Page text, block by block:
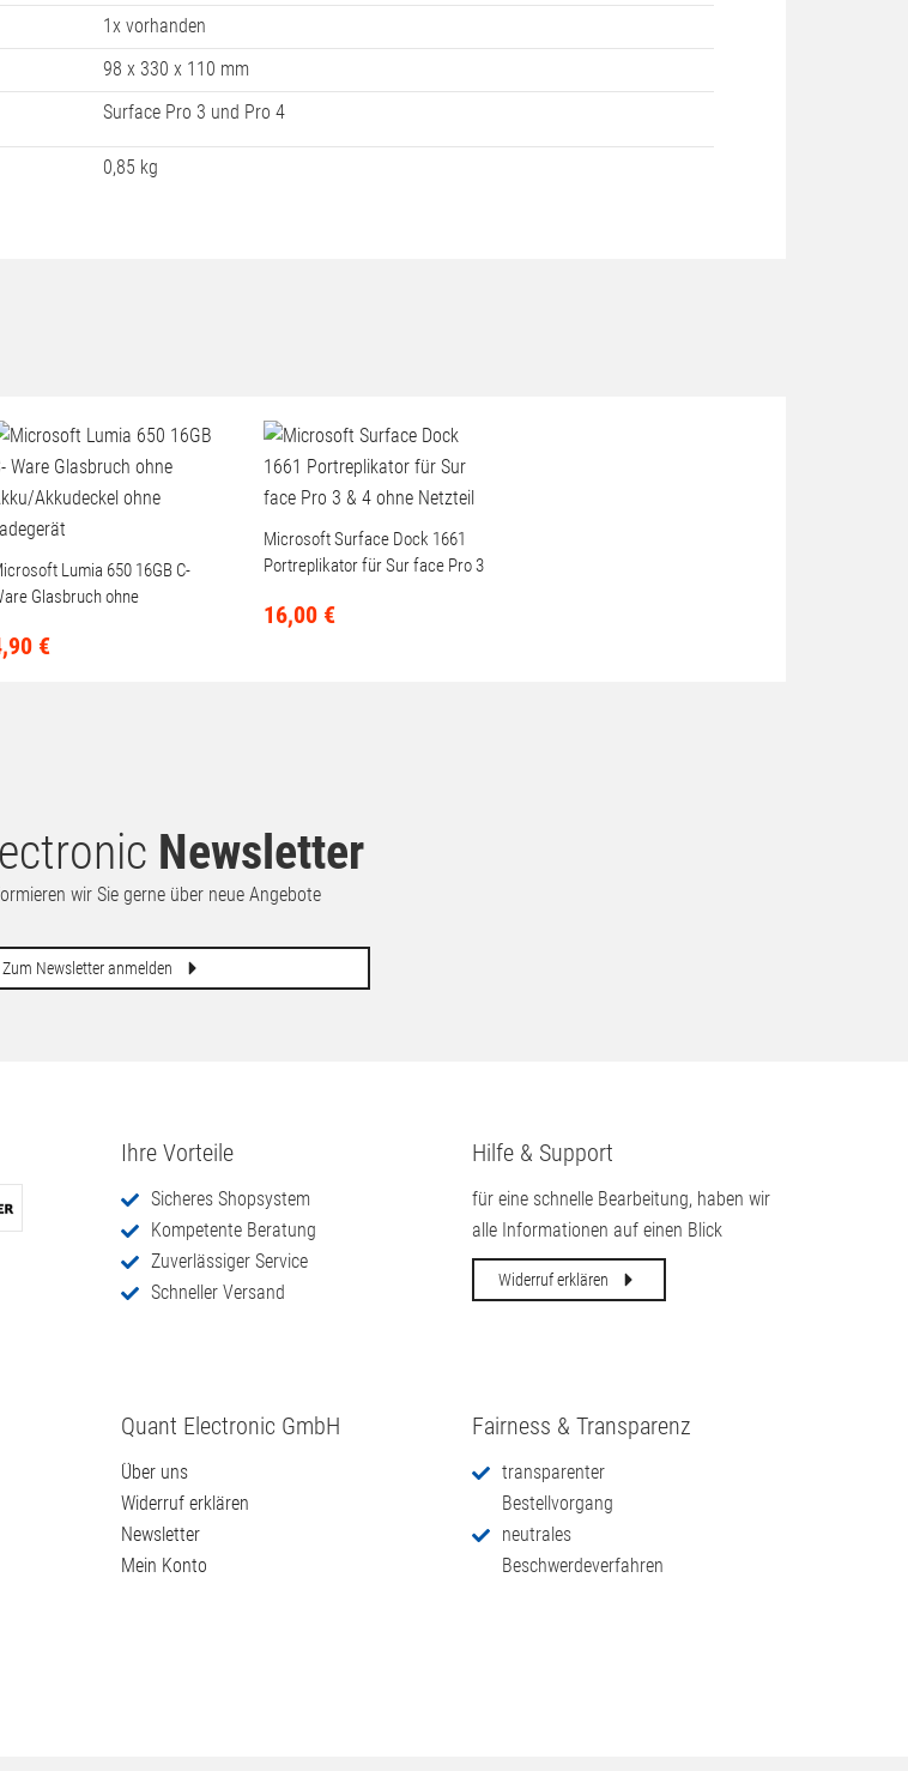
1x vorhanden
98 x 330 x 110 mm
Surface Pro 3 und Pro 4
0,85 kg
Lumia 650 16GB C-
Glasbruch ohne
90 €
Microsoft Surface Dock 1661
Portreplikator für Sur face Pro 3
16,00 €
Newsletter
wir Sie gerne über neue Angebote
Zum Newsletter anmelden
Ihre Vorteile
Sicheres Shopsystem
Kompetente Beratung
Zuverlässiger Service
Schneller Versand
Hilfe & Support
für eine schnelle Bearbeitung, haben wir
alle Informationen auf einen Blick
Widerruf erklären
Quant Electronic GmbH
Über uns
Widerruf erklären
Newsletter
Mein Konto
Fairness & Transparenz
transparenter
Bestellvorgang
neutrales
Beschwerdeverfahren